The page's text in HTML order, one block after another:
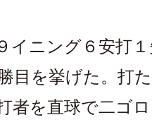
イニング６安打
目を挙げた。打
者を直球で二ゴ